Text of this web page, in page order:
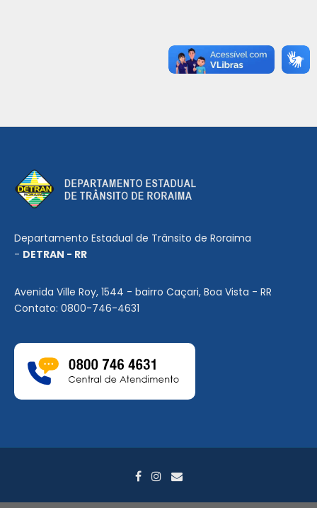
Departamento Estadual de Trânsito de Roraima
- DETRAN - RR
Avenida Ville Roy, 1544 - bairro Caçari, Boa Vista - RR
Contato: 0800-746-4631